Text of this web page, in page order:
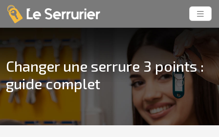
Changer une serrure 3 points :
guide complet